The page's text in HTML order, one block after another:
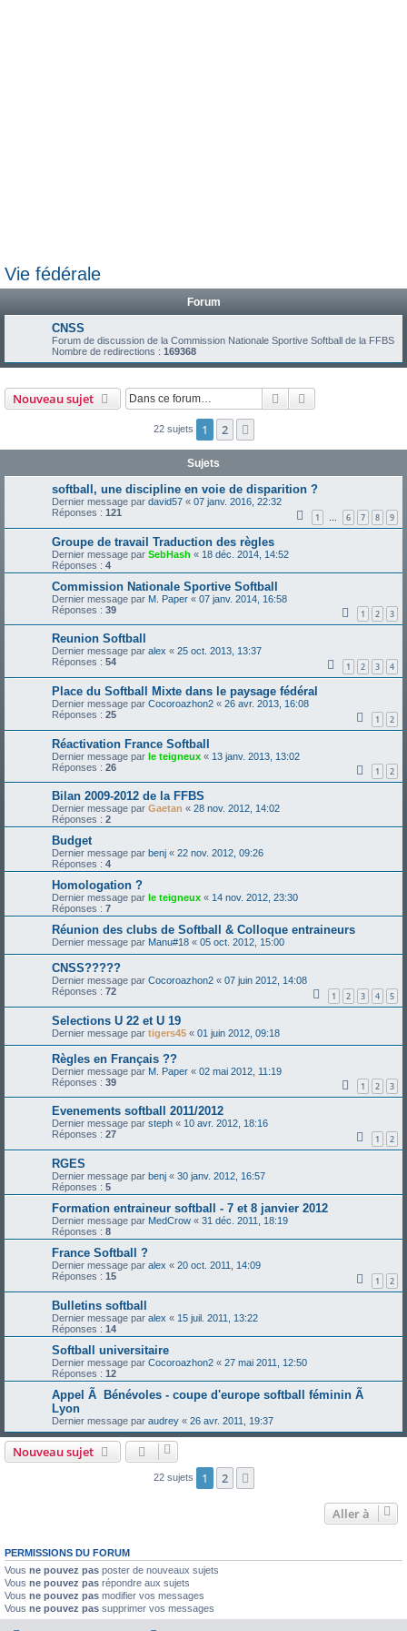
Vie fédérale
Forum
CNSS
Forum de discussion de la Commission Nationale Sportive Softball de la FFBS
Nombre de redirections : 169368
Nouveau sujet Rechercher
22 sujets 1 2
Sujets
softball, une discipline en voie de disparition ?
Dernier message par david57 « 07 janv. 2016, 22:32
Réponses : 121 1 … 6 7 8 9
Groupe de travail Traduction des règles
Dernier message par SebHash « 18 déc. 2014, 14:52
Réponses : 4
Commission Nationale Sportive Softball
Dernier message par M. Paper « 07 janv. 2014, 16:58
Réponses : 39 1 2 3
Reunion Softball
Dernier message par alex « 25 oct. 2013, 13:37
Réponses : 54 1 2 3 4
Place du Softball Mixte dans le paysage fédéral
Dernier message par Cocoroazhon2 « 26 avr. 2013, 16:08
Réponses : 25 1 2
Réactivation France Softball
Dernier message par le teigneux « 13 janv. 2013, 13:02
Réponses : 26 1 2
Bilan 2009-2012 de la FFBS
Dernier message par Gaetan « 28 nov. 2012, 14:02
Réponses : 2
Budget
Dernier message par benj « 22 nov. 2012, 09:26
Réponses : 4
Homologation ?
Dernier message par le teigneux « 14 nov. 2012, 23:30
Réponses : 7
Réunion des clubs de Softball & Colloque entraineurs
Dernier message par Manu#18 « 05 oct. 2012, 15:00
CNSS?????
Dernier message par Cocoroazhon2 « 07 juin 2012, 14:08
Réponses : 72 1 2 3 4 5
Selections U 22 et U 19
Dernier message par tigers45 « 01 juin 2012, 09:18
Règles en Français ??
Dernier message par M. Paper « 02 mai 2012, 11:19
Réponses : 39 1 2 3
Evenements softball 2011/2012
Dernier message par steph « 10 avr. 2012, 18:16
Réponses : 27 1 2
RGES
Dernier message par benj « 30 janv. 2012, 16:57
Réponses : 5
Formation entraineur softball - 7 et 8 janvier 2012
Dernier message par MedCrow « 31 déc. 2011, 18:19
Réponses : 8
France Softball ?
Dernier message par alex « 20 oct. 2011, 14:09
Réponses : 15 1 2
Bulletins softball
Dernier message par alex « 15 juil. 2011, 13:22
Réponses : 14
Softball universitaire
Dernier message par Cocoroazhon2 « 27 mai 2011, 12:50
Réponses : 12
Appel Ã Bénévoles - coupe d'europe softball féminin Ã
Lyon
Dernier message par audrey « 26 avr. 2011, 19:37
Nouveau sujet
22 sujets 1 2
Aller à
PERMISSIONS DU FORUM
Vous ne pouvez pas poster de nouveaux sujets
Vous ne pouvez pas répondre aux sujets
Vous ne pouvez pas modifier vos messages
Vous ne pouvez pas supprimer vos messages